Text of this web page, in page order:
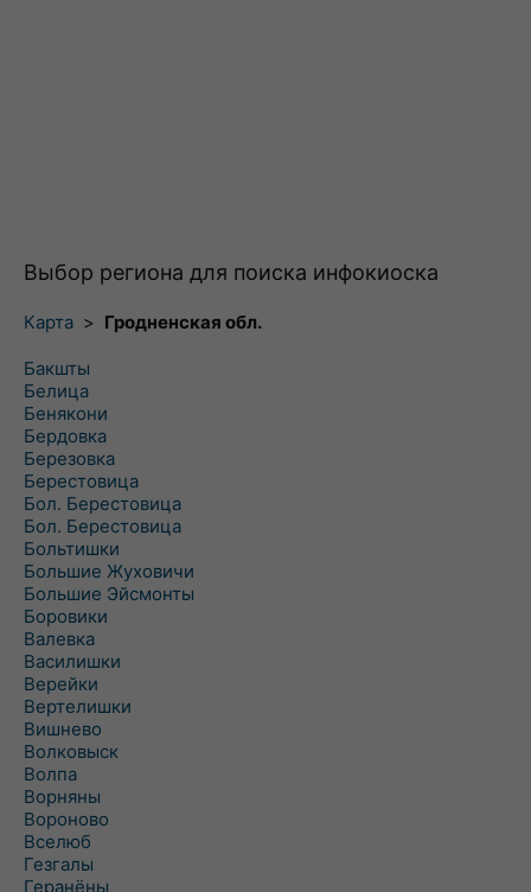
Выбор региона для поиска инфокиоска
Карта > Гродненская обл.
Бакшты
Белица
Бенякони
Бердовка
Березовка
Берестовица
Бол. Берестовица
Бол. Берестовица
Больтишки
Большие Жуховичи
Большие Эйсмонты
Боровики
Валевка
Василишки
Верейки
Вертелишки
Вишнево
Волковыск
Волпа
Ворняны
Вороново
Вселюб
Гезгалы
Геранёны